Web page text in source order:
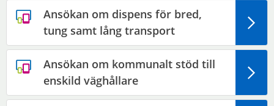
Ansökan om dispens för bred,
tung samt lång transport
Ansökan om kommunalt stöd till
enskild väghållare